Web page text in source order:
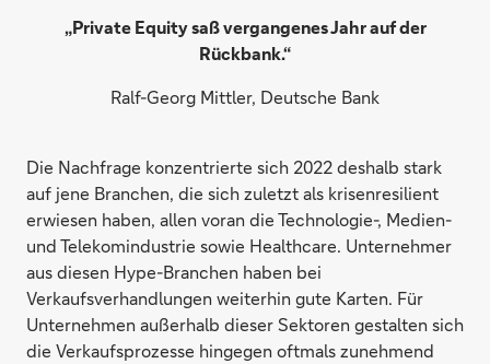
„Private Equity saß vergangenes Jahr auf der
Rückbank.“
Ralf-Georg Mittler, Deutsche Bank
Die Nachfrage konzentrierte sich 2022 deshalb stark
auf jene Branchen, die sich zuletzt als krisenresilient
erwiesen haben, allen voran die Technologie-, Medien-
und Telekomindustrie sowie Healthcare. Unternehmer
aus diesen Hype-Branchen haben bei
Verkaufsverhandlungen weiterhin gute Karten. Für
Unternehmen außerhalb dieser Sektoren gestalten sich
die Verkaufsprozesse hingegen oftmals zunehmend